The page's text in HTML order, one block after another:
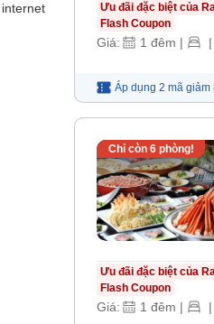
Ưu đãi đặc biệt của
Flash Coupon
Giá: 1 đêm | |
Áp dụng 2 mã giảm
Chỉ còn 6phòng!
Ưu đãi đặc biệt của
Flash Coupon
Giá: 1 đêm | |